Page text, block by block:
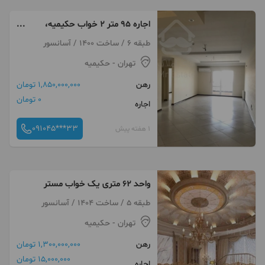
اجاره ۹۵ متر ۲ خواب حکیمیه،
سازمان آب،خ نشوه
طبقه 6 / ساخت 1400 / آسانسور
تهران - حکیمیه
رهن
1,850,000,000 تومان
اجاره
0 تومان
1 هفته پیش 091045***33
واحد ۶۲ متری یک خواب مستر
طبقه 5 / ساخت 1404 / آسانسور
تهران - حکیمیه
رهن
1,300,000,000 تومان
15,000,000 تومان